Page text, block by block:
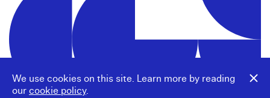
We use cookies on this site. Learn more by reading
our cookie policy.